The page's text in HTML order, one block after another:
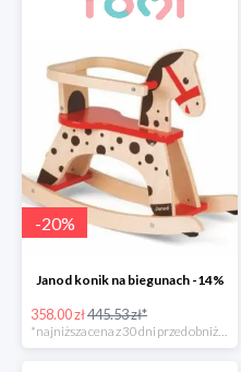
-20%
Janod konik na biegunach -14%
358.00 zł445.53 zł*